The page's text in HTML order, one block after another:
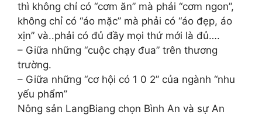
thì không chỉ có “cơm ăn” mà phải “cơm ngon”,
không chỉ có “áo mặc” mà phải có “áo đẹp, áo
xịn” và..phải có đủ đầy mọi thứ mới là đủ….
– Giữa những “cuộc chạy đua” trên thương
trường.
– Giữa những “cơ hội có 1 0 2” của ngành “nhu
yếu phẩm”
Nông sản LangBiang chọn Bình An và sự An